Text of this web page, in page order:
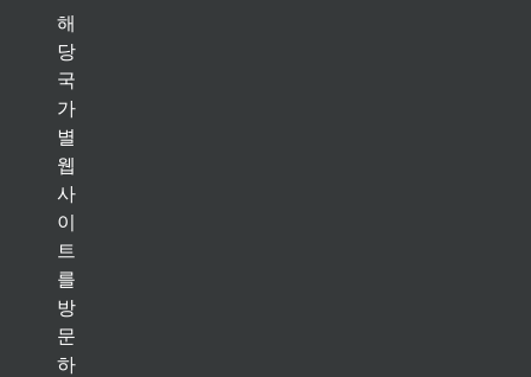
해
당
국
가
별
웹
사
이
트
를
방
문
하
임플란트 솔루션
보철 솔루션
바이오머티리얼